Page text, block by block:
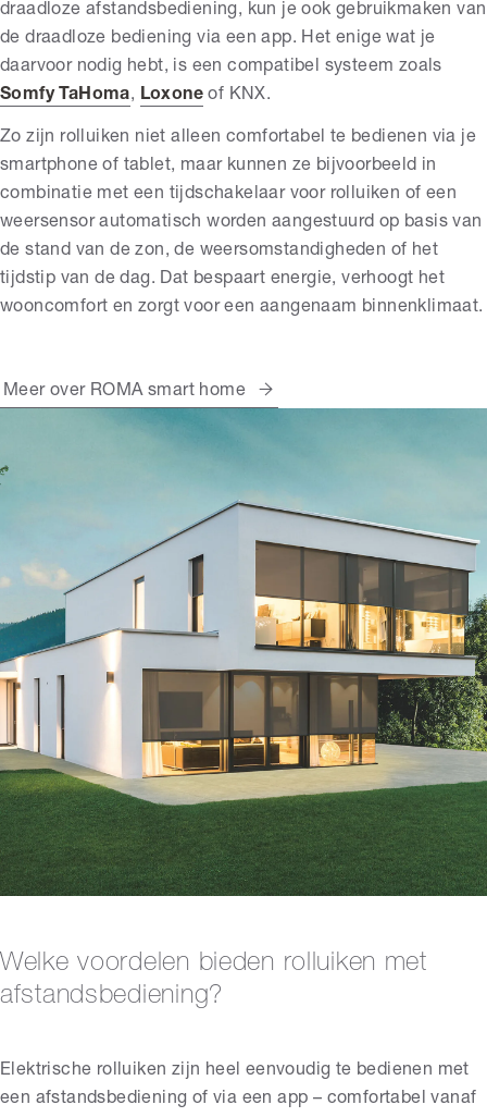
draadloze afstandsbediening, kun je ook gebruikmaken van
de draadloze bediening via een app. Het enige wat je
daarvoor nodig hebt, is een compatibel systeem zoals
Somfy TaHoma, Loxone of KNX.
Zo zijn rolluiken niet alleen comfortabel te bedienen via je
smartphone of tablet, maar kunnen ze bijvoorbeeld in
combinatie met een tijdschakelaar voor rolluiken of een
weersensor automatisch worden aangestuurd op basis van
de stand van de zon, de weersomstandigheden of het
tijdstip van de dag. Dat bespaart energie, verhoogt het
wooncomfort en zorgt voor een aangenaam binnenklimaat.
Meer over ROMA smart home
Welke voordelen bieden rolluiken met
afstandsbediening?
Elektrische rolluiken zijn heel eenvoudig te bedienen met
een afstandsbediening of via een app – comfortabel vanaf